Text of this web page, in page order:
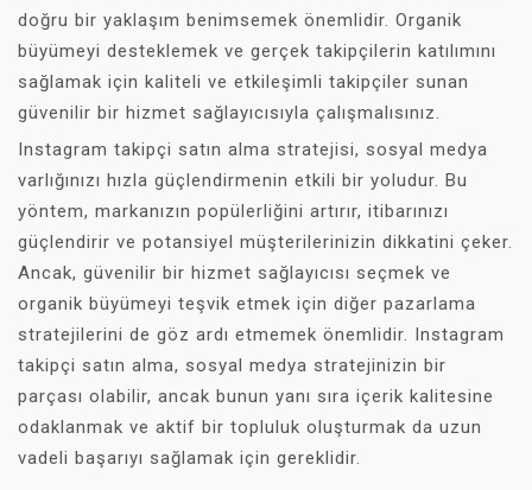
doğru bir yaklaşım benimsemek önemlidir. Organik
büyümeyi desteklemek ve gerçek takipçilerin katılımını
sağlamak için kaliteli ve etkileşimli takipçiler sunan
güvenilir bir hizmet sağlayıcısıyla çalışmalısınız.
Instagram takipçi satın alma stratejisi, sosyal medya
varlığınızı hızla güçlendirmenin etkili bir yoludur. Bu
yöntem, markanızın popülerliğini artırır, itibarınızı
güçlendirir ve potansiyel müşterilerinizin dikkatini çeker.
Ancak, güvenilir bir hizmet sağlayıcısı seçmek ve
organik büyümeyi teşvik etmek için diğer pazarlama
stratejilerini de göz ardı etmemek önemlidir. Instagram
takipçi satın alma, sosyal medya stratejinizin bir
parçası olabilir, ancak bunun yanı sıra içerik kalitesine
odaklanmak ve aktif bir topluluk oluşturmak da uzun
vadeli başarıyı sağlamak için gereklidir.